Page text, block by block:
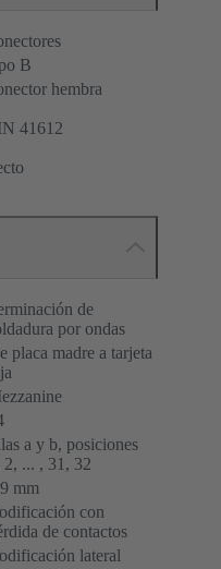
B
hembra
41612
de
por ondas
placa madre a tarjeta
a y b, posiciones
2, ... , 31, 32
mm
con
de contactos
lateral